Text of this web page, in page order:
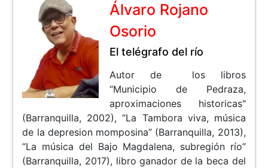
Álvaro Rojano
Osorio
El telégrafo del río
Autor de los libros
“Municipio de Pedraza,
aproximaciones historicas"
(Barranquilla, 2002), “La Tambora viva, música
de la depresion momposina” (Barranquilla, 2013),
“La música del Bajo Magdalena, subregión río”
(Barranquilla, 2017), libro ganador de la beca del